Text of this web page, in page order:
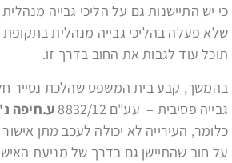
כי יש התיישנות גם על הליכי גבייה
שלא פעלה בהליכי גבייה מנהלית
תוכל עוד לגבות את החוב בדרך זו.
בהמשך, קבע בית המשפט שהלכת נסייר
גבייה פסיבית – עע"ם 8832/12
ע.חיפה נ'
על חוב שהתיישן גם בדרך של מניעת